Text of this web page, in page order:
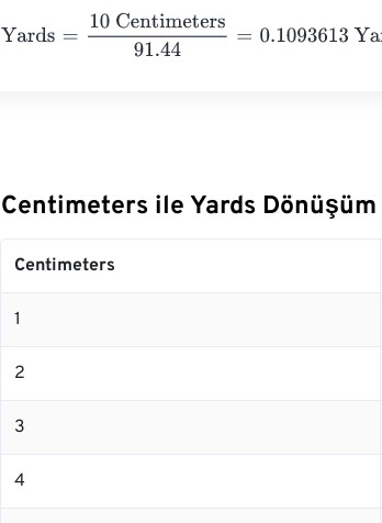
Yards
10 Centimeters91.44= 0.1093613 Yards
Centimeters ile Yards Dönüşüm
Centimeters
1
2
3
4